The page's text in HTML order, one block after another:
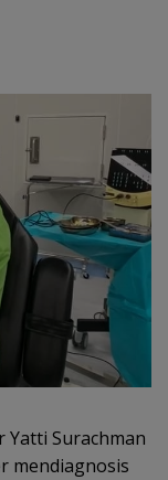
Yatti Surachman
mendiagnosis